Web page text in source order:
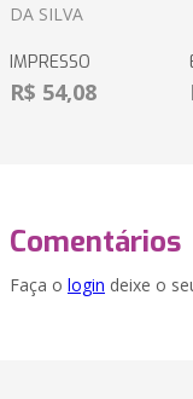
DA SILVA
IMPRESSO
R$ 54,08
Comentários
Faça o login deixe o